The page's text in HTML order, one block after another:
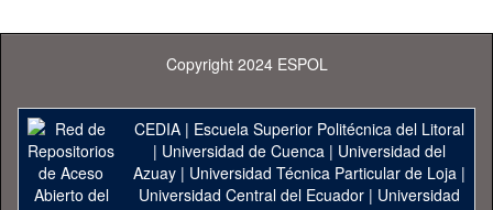
Copyright 2024 ESPOL
CEDIA| Escuela Superior Politécnica del Litoral
| Universidad de Cuenca| Universidad del
Azuay| Universidad Técnica Particular de Loja|
Universidad Central del Ecuador| Universidad